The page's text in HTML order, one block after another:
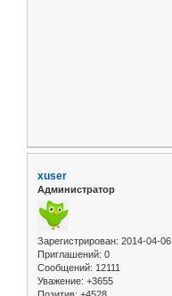
xuser
Администратор
Зарегистрирован: 2014-04-06
Приглашений: 0
Сообщений: 12111
Уважение: +3655